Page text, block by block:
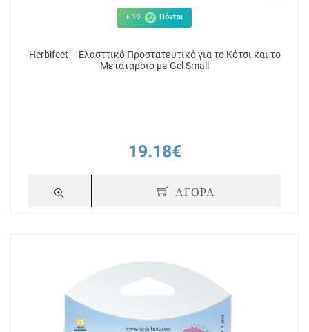
+ 19 Πόντοι
Herbifeet – Ελασττικό Προστατευτικό για το Κότσι και το
Μετατάρσιο με Gel Small
19.18€
ΑΓΟΡΑ